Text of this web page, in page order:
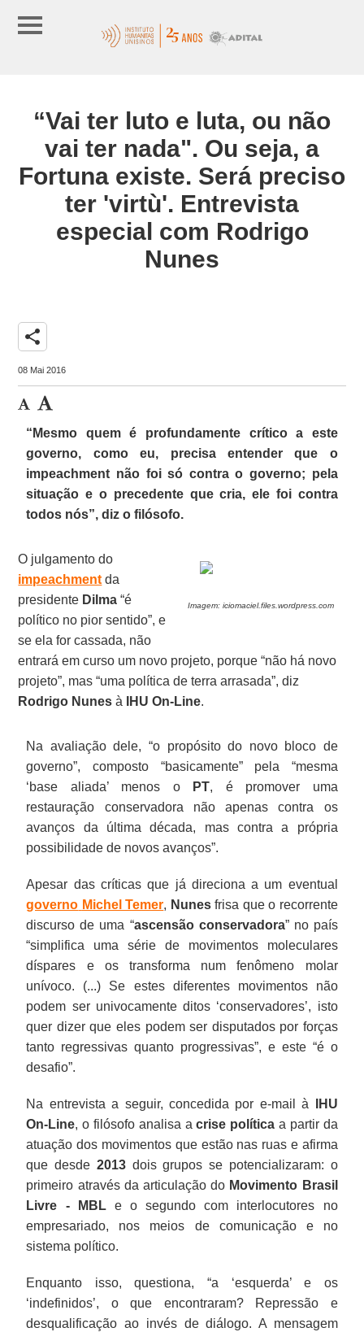
“Vai ter luto e luta, ou não
vai ter nada". Ou seja, a
Fortuna existe. Será preciso
ter 'virtù'. Entrevista
especial com Rodrigo
Nunes
share
08 Mai 2016
“Mesmo quem é profundamente crítico a este
governo, como eu, precisa entender que o
impeachment não foi só contra o governo; pela
situação e o precedente que cria, ele foi contra
todos nós”, diz o filósofo.
Imagem: iciomaciel.files.wordpress.com
O julgamento do
impeachment da
presidente Dilma “é
político no pior sentido”, e
se ela for cassada, não
entrará em curso um novo projeto, porque “não há novo
projeto”, mas “uma política de terra arrasada”, diz
Rodrigo Nunes à IHU On-Line.
Na avaliação dele, “o propósito do novo bloco de
governo”, composto “basicamente” pela “mesma
‘base aliada’ menos o
PT, é promover uma
restauração conservadora não apenas contra os
avanços da última década, mas contra a própria
possibilidade de novos avanços”.
Apesar das críticas que já direciona a um eventual
governo Michel Temer, Nunesfrisa que o recorrente
discurso de uma “ascensão conservadora” no país
“simplifica uma série de movimentos moleculares
díspares e os transforma num fenômeno molar
unívoco. (...) Se estes diferentes movimentos não
podem ser univocamente ditos ‘conservadores’, isto
quer dizer que eles podem ser disputados por forças
tanto regressivas quanto progressivas”, e este “é o
desafio”.
Na entrevista a seguir, concedida por e-mail à IHU
On-Line, o filósofo analisa acrise política a partir da
atuação dos movimentos que estão nas ruas e afirma
que desde 2013dois grupos se potencializaram: o
primeiro através da articulação do Movimento Brasil
Livre -
MBLe o segundo com interlocutores no
empresariado, nos meios de comunicação e no
sistema político.
Enquanto isso, questiona, “a ‘esquerda’ e os
‘indefinidos’, o que encontraram? Repressão e
desqualificação ao invés de diálogo. A mensagem